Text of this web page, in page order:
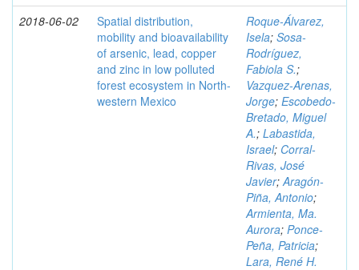
2018-06-02
Spatial distribution,
mobility and bioavailability
of arsenic, lead, copper
and zinc in low polluted
forest ecosystem in North-
western Mexico
Roque-Álvarez,
Isela; Sosa-
Rodríguez,
Fabiola S.;
Vazquez-Arenas,
Jorge; Escobedo-
Bretado, Miguel
A.; Labastida,
Israel; Corral-
Rivas, José
Javier;Aragón-
Piña, Antonio;
Armienta, Ma.
Aurora; Ponce-
Peña, Patricia;
Lara, René H.